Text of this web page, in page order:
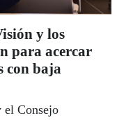
y los
para acercar
con baja
Consejo